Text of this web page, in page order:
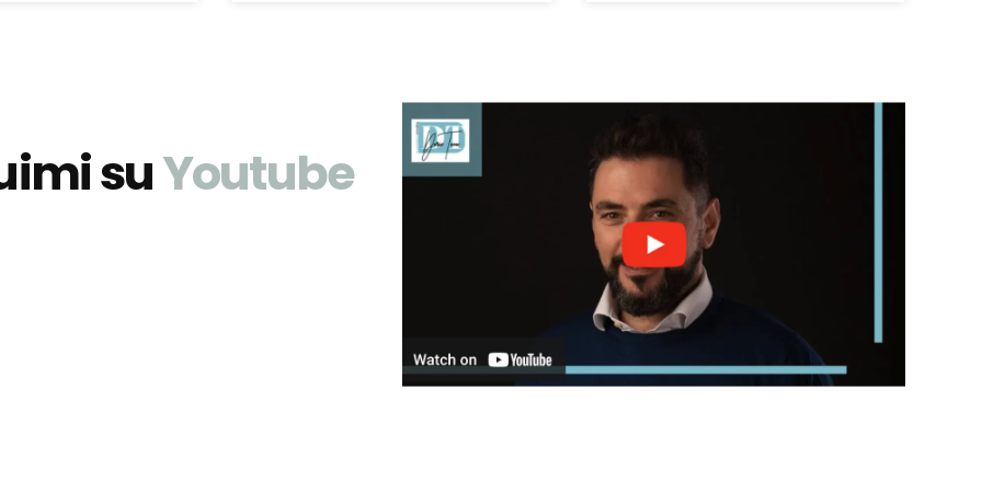
suYoutube